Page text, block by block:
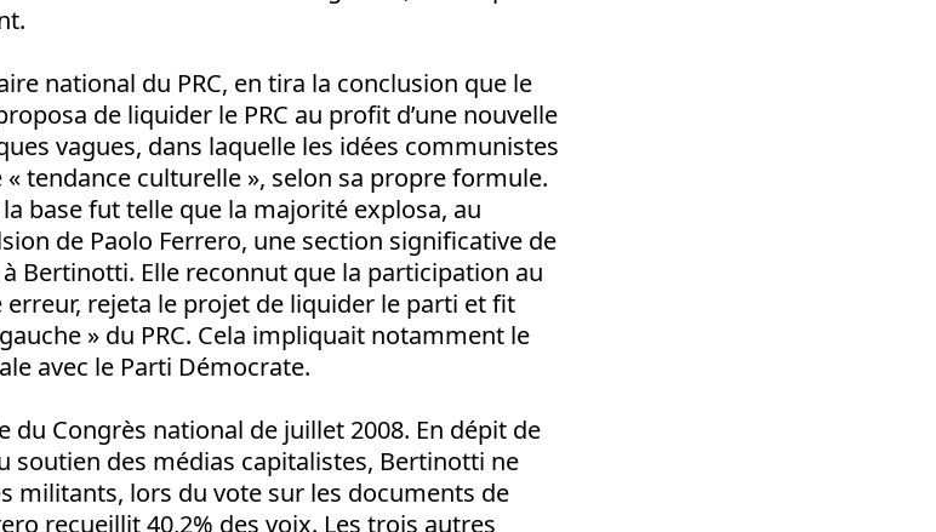
national du PRC, en tira la conclusion que le
de liquider le PRC au profit d’une nouvelle
vagues, dans laquelle les idées communistes
tendance culturelle », selon sa propre formule.
base fut telle que la majorité explosa, au
de Paolo Ferrero, une section significative de
Bertinotti. Elle reconnut que la participation au
rejeta le projet de liquider le parti et fit
» du PRC. Cela impliquait notamment le
avec le Parti Démocrate.
du Congrès national de juillet 2008. En dépit de
soutien des médias capitalistes, Bertinotti ne
militants, lors du vote sur les documents de
recueillit 40,2% des voix. Les trois autres